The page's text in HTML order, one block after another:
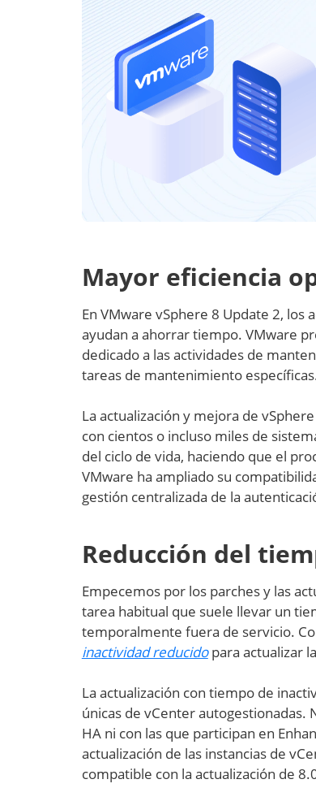
Mayor eficiencia
En VMware vSphere 8 Update 2,
ayudan a ahorrar tiempo. VMware
dedicado a las actividades de
tareas de mantenimiento
La actualización y mejora de
con cientos o incluso miles de
del ciclo de vida, haciendo que el
VMware ha ampliado su
gestión centralizada de la
Reducción del
Empecemos por los parches y las
tarea habitual que suele llevar un
temporalmente fuera de servicio.
inactividad reducidopara actualizar
La actualización con tiempo de
únicas de vCenter autogestionadas.
HA ni con las que participan en
actualización de las instancias de
compatible con la actualización de